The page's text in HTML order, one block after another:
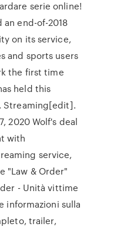
serie online!
an end-of-2018
on its service,
and sports users
the first time
held this
Streaming[edit].
2020 Wolf's deal
with
service,
"Law & Order"
- Unità vittime
informazioni sulla
trailer,